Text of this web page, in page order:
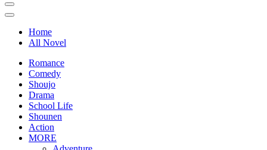
Home
All Novel
Romance
Comedy
Shoujo
Drama
School Life
Shounen
Action
MORE